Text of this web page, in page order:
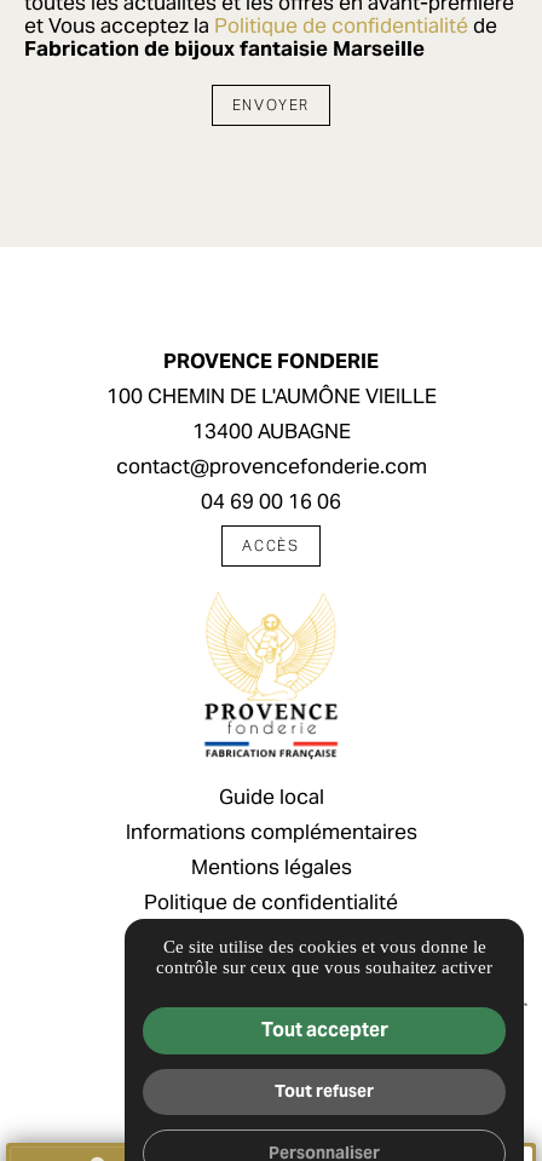
et Vous acceptez la Politique de confidentialitéde
Fabrication de bijoux fantaisie Marseille
PROVENCE FONDERIE
100 CHEMIN DE L'AUMÔNE VIEILLE
13400 AUBAGNE
contact@provencefonderie.com
04 69 00 16 06
ACCÈS
Guide local
Informations complémentaires
Mentions légales
Politique de confidentialité
Gestion des cookies
Guide local
Ce site utilise des cookies et vous donne le
contrôle sur ceux que vous souhaitez activer
Tout accepter
Tout refuser
Personnaliser